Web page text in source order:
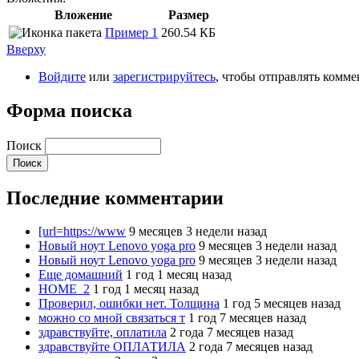
Вложение
Размер
Пример 1 260.54 КБ
Вверху
Войдите или зарегистрируйтесь, чтобы отправлять
Форма поиска
Поиск
Последние комментарии
[url=https://www 9 месяцев 3 недели назад
Новый ноут Lenovo yoga pro 9 месяцев 3 недели назад
Новый ноут Lenovo yoga pro 9 месяцев 3 недели назад
Еще домашний 1 год 1 месяц назад
HOME_2 1 год 1 месяц назад
Проверил, ошибки нет. Толщина 1 год 5 месяцев назад
можно со мной связаться т 1 год 7 месяцев назад
здравствуйте, оплатила 2 года 7 месяцев назад
здравствуйте ОПЛАТИЛА 2 года 7 месяцев назад